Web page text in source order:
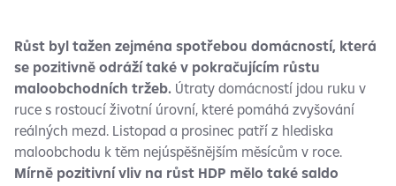
Růst byl tažen zejména spotřebou domácností, která
se pozitivně odráží také v pokračujícím růstu
maloobchodních tržeb. Útraty domácností jdou ruku v
ruce s rostoucí životní úrovní, které pomáhá zvyšování
reálných mezd. Listopad a prosinec patří z hlediska
maloobchodu k těm nejúspěšnějším měsícům v roce.
Mírně pozitivní vliv na růst HDP mělo také saldo